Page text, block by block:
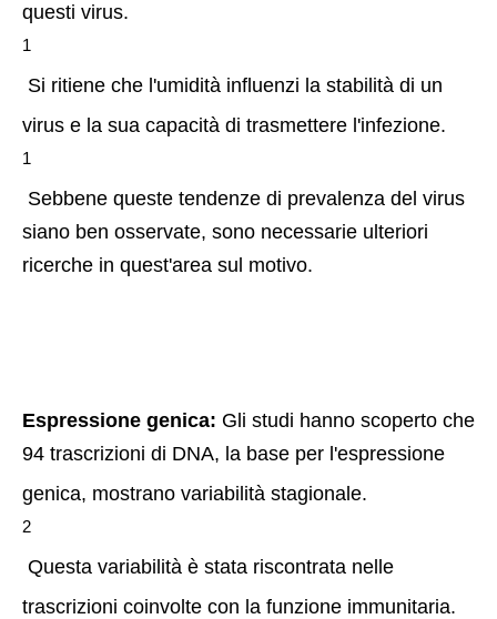
questi virus.
1
virus e la sua capacità di trasmettere l'infezione.
1
siano ben osservate, sono necessarie ulteriori
ricerche in quest'area sul motivo.
Espressione genica: Gli studi hanno scoperto che
94 trascrizioni di DNA, la base per l'espressione
genica, mostrano variabilità stagionale.
2
trascrizioni coinvolte con la funzione immunitaria.